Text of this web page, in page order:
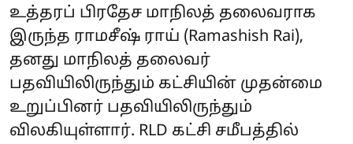
உத்தரப் பிரதேச மாநிலத் தலைவராக
இருந்த ராமசீஷ் ராய் (Ramashish Rai),
தனது மாநிலத் தலைவர்
பதவியிலிருந்தும் கட்சியின் முதன்மை
உறுப்பினர் பதவியிலிருந்தும்
விலகியுள்ளார். RLD கட்சி சமீபத்தில்